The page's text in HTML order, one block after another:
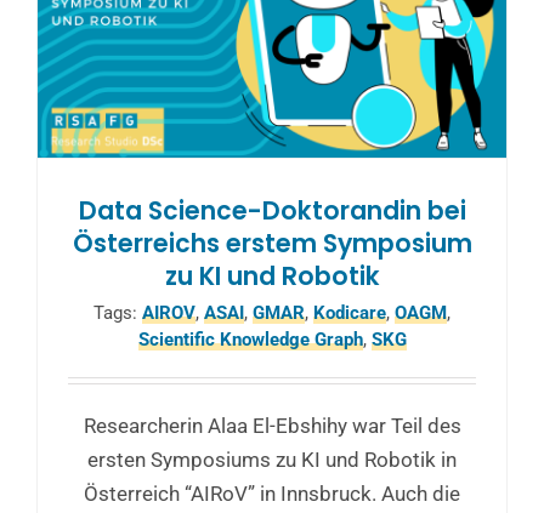
Data Science-Doktorandin bei
Österreichs erstem Symposium
zu KI und Robotik
Tags: AIROV, ASAI, GMAR, Kodicare, OAGM,
Scientific Knowledge Graph, SKG
Researcherin Alaa El-Ebshihy war Teil des
ersten Symposiums zu KI und Robotik in
Österreich “AIRoV” in Innsbruck. Auch die